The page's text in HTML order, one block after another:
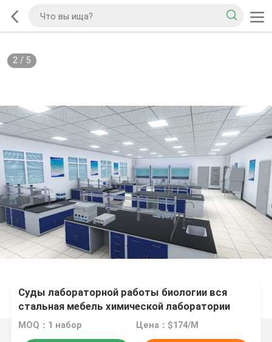
2/ 5
Суды лабораторной работы биологии вся
стальная мебель химической лаборатории
MOQ：1 набор Цена：$174/M